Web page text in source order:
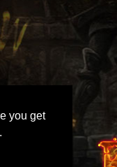
you get